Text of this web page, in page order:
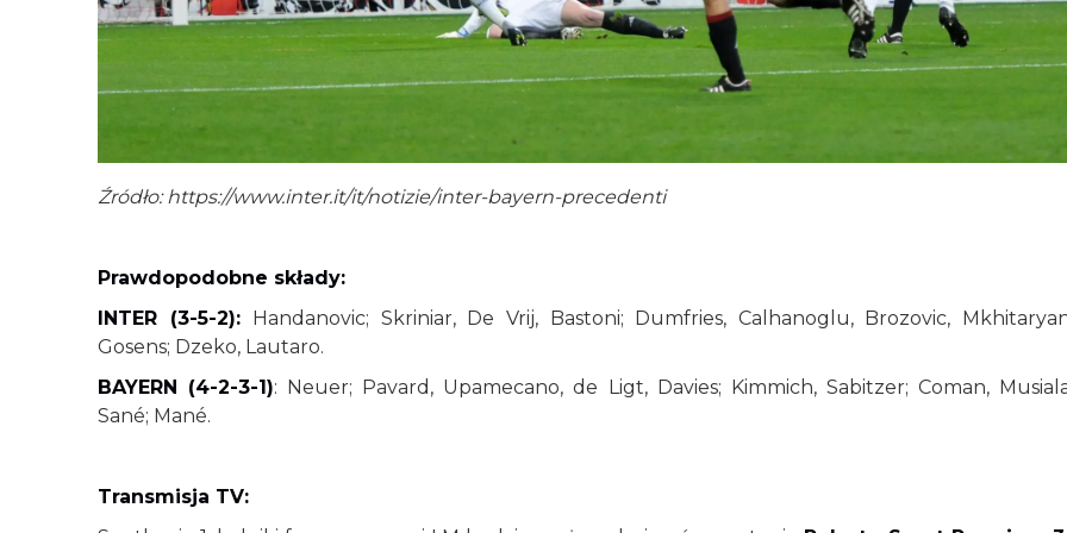
Źródło: https://www.inter.it/it/notizie/inter-bayern-precedenti
Prawdopodobne składy:
INTER (3-5-2): Handanovic; Skriniar, De Vrij, Bastoni; Dumfries, Calhanoglu, Brozovic,
Gosens; Dzeko, Lautaro.
BAYERN (4-2-3-1): Neuer; Pavard, Upamecano, de Ligt, Davies; Kimmich, Sabitzer; Coman,
Sané; Mané.
Transmisja TV: